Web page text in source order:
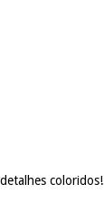
coloridos!